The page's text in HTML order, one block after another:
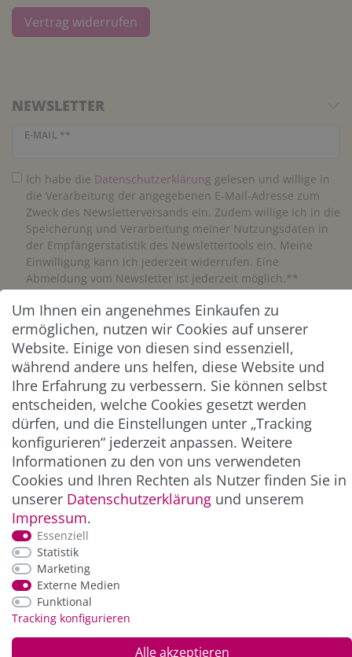
Vertrag widerrufen
NEWSLETTER
E-MAIL **
Newsletter Honig
Ich habe die Daten­schutz­erklärung gelesen und willige in
die Verarbeitung der angegebenen E-Mail-Adresse zum
Zweck des Newsletterversands ein. Zudem willige ich in die
Speicherung und Verarbeitung meiner Nutzungsdaten in
der Empfängerstatistik des Newslettertools ein. Meine
Einwilligung kann ich jederzeit widerrufen. Eine
Abmeldung vom Newsletter ist jederzeit möglich.**
Abonnieren
** Hierbei handelt es sich um ein Pflichtfeld.
ZAHLUNG & VERSAND
*Alle Preise inkl. der gesetzl. MwSt. zzgl.
und Versandkosten
Um Ihnen ein angenehmes Einkaufen zu
ermöglichen, nutzen wir Cookies auf unserer
Website. Einige von diesen sind essenziell,
während andere uns helfen, diese Website und
Ihre Erfahrung zu verbessern. Sie können selbst
entscheiden, welche Cookies gesetzt werden
dürfen, und die Einstellungen unter „Tracking
konfigurieren“ jederzeit anpassen. Weitere
Informationen zu den von uns verwendeten
Cookies und Ihren Rechten als Nutzer finden Sie in
unserer Daten­schutz­erklärung und unserem
Impressum.
Essenziell
Statistik
Marketing
Externe Medien
Funktional
Tracking konfigurieren
Alle akzeptieren